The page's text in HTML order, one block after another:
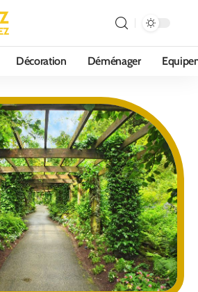
Décoration Déménager